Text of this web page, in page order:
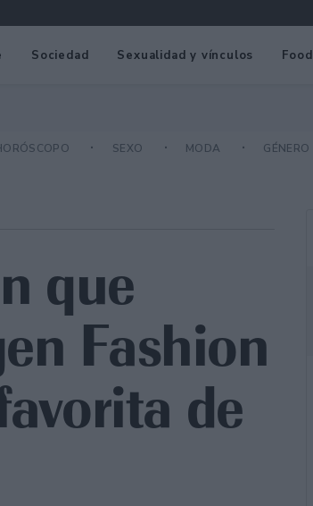
Sociedad Sexualidad y vínculos Food
SEXO MODA GÉNERO
que
Fashion
de